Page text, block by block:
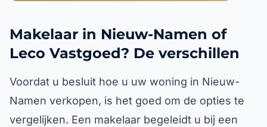
Makelaar in Nieuw-Namen of
Leco Vastgoed? De verschillen
Voordat u besluit hoe u uw woning in Nieuw-
Namen verkopen, is het goed om de opties te
vergelijken. Een makelaar begeleidt u bij een